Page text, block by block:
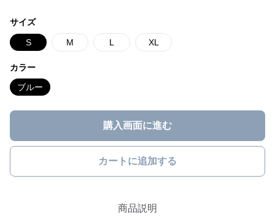
サイズ
S M L XL
カラー
ブルー
購入画面に進む
カートに追加する
商品説明